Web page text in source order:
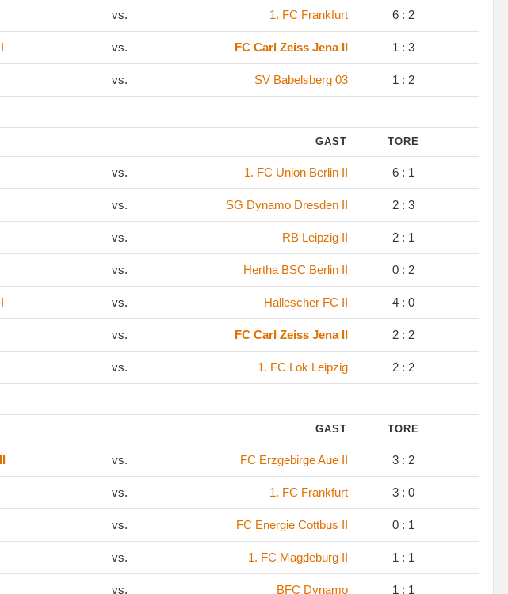
vs. 1. FC Frankfurt 6 : 2
vs. FC Carl Zeiss Jena II 1 : 3
vs. SV Babelsberg 03 1 : 2
GAST TORE
vs. 1. FC Union Berlin II 6 : 1
vs. SG Dynamo Dresden II 2 : 3
vs. RB Leipzig II 2 : 1
vs. Hertha BSC Berlin II 0 : 2
vs. Hallescher FC II 4 : 0
vs. FC Carl Zeiss Jena II 2 : 2
vs. 1. FC Lok Leipzig 2 : 2
GAST TORE
vs. FC Erzgebirge Aue II 3 : 2
vs. 1. FC Frankfurt 3 : 0
vs. FC Energie Cottbus II 0 : 1
vs. 1. FC Magdeburg II 1 : 1
vs. BFC Dynamo 1 : 1